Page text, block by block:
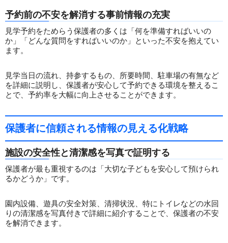
予約前の不安を解消する事前情報の充実
見学予約をためらう保護者の多くは「何を準備すればいいの
か」「どんな質問をすればいいのか」といった不安を抱えてい
ます。
見学当日の流れ、持参するもの、所要時間、駐車場の有無など
を詳細に説明し、保護者が安心して予約できる環境を整えるこ
とで、予約率を大幅に向上させることができます。
保護者に信頼される情報の見える化戦略
施設の安全性と清潔感を写真で証明する
保護者が最も重視するのは「大切な子どもを安心して預けられ
るかどうか」です。
園内設備、遊具の安全対策、清掃状況、特にトイレなどの水回
りの清潔感を写真付きで詳細に紹介することで、保護者の不安
を解消できます。